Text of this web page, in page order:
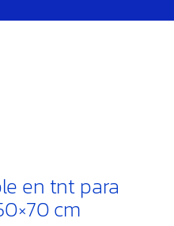
en tnt para
cm